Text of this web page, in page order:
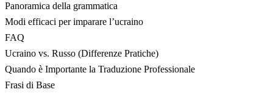
Panoramica della grammatica
Modi efficaci per imparare l’ucraino
FAQ
Ucraino vs. Russo (Differenze Pratiche)
Quando è Importante la Traduzione Professionale
Frasi di Base